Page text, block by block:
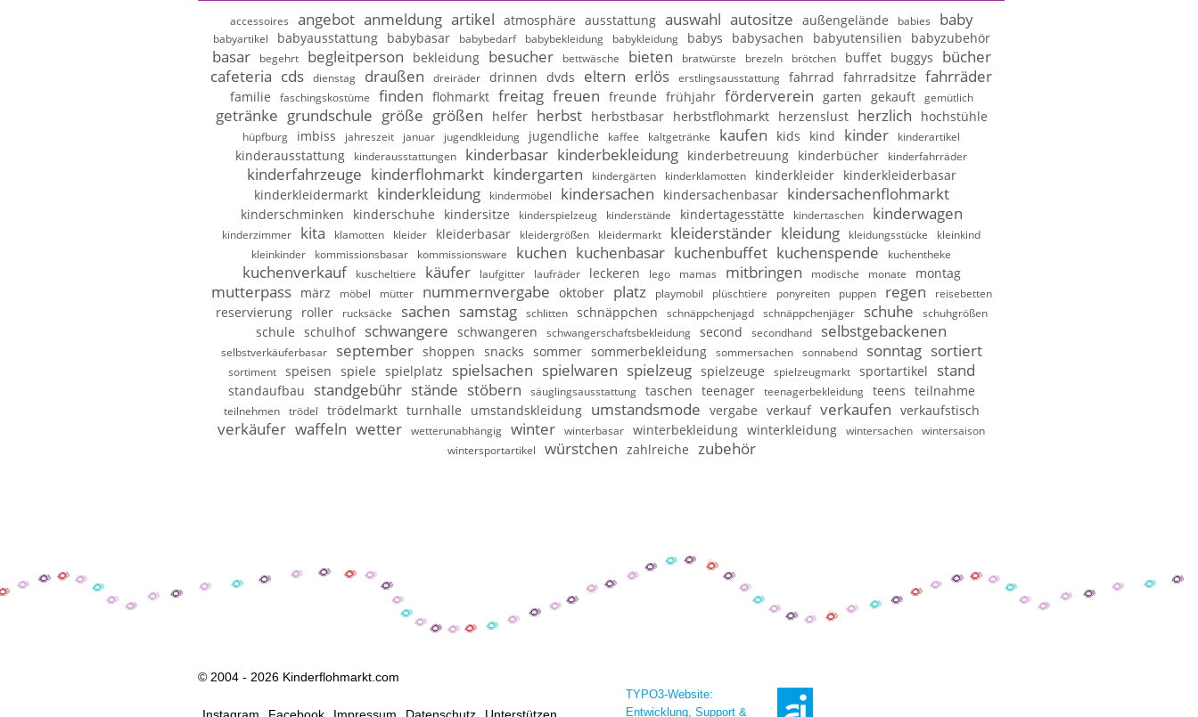
accessoires angebot anmeldung artikel atmosphäre ausstattung auswahl autositze außengelände babies baby
babyartikel babyausstattung babybasar babybedarf babybekleidung babykleidung babys babysachen babyutensilien babyzubehör
basar begehrt begleitperson bekleidung besucher bettwäsche bieten bratwürste brezeln brötchen buffet buggys
bücher
cafeteria cds dienstag draußen dreiräder drinnen dvds eltern erlös erstlingsausstattung fahrrad fahrradsitze fahrräder
familie faschingskostüme finden flohmarkt freitag freuen freunde frühjahr förderverein garten gekauft gemütlich
getränke grundschule größe größen helfer herbst herbstbasar herbstflohmarkt herzenslust herzlich hochstühle
hüpfburg imbiss jahreszeit januar jugendkleidung jugendliche kaffee kaltgetränke kaufen kids kind kinder kinderartikel
kinderausstattung kinderausstattungen kinderbasar kinderbekleidung kinderbetreuung kinderbücher kinderfahrräder
kinderfahrzeuge kinderflohmarkt kindergarten kindergärten kinderklamotten kinderkleider
kinderkleiderbasar
kinderkleidermarkt
kinderkleidung kindermöbel kindersachen kindersachenbasar kindersachenflohmarkt
kinderschminken kinderschuhe kindersitze kinderspielzeug kinderstände kindertagesstätte kindertaschen kinderwagen
kinderzimmer kita klamotten kleider kleiderbasar kleidergrößen kleidermarkt kleiderständer kleidung kleidungsstücke
kleinkind
kleinkinder
kommissionsbasar kommissionsware kuchen kuchenbasar kuchenbuffet kuchenspende kuchentheke
kuchenverkauf kuscheltiere käufer laufgitter laufräder leckeren lego mamas mitbringen modische monate montag
mutterpass märz möbel mütter nummernvergabe oktober platz playmobil plüschtiere ponyreiten puppen regen reisebetten
reservierung roller rucksäcke sachen samstag schlitten schnäppchen schnäppchenjagd schnäppchenjäger schuhe schuhgrößen
schule schulhof schwangere schwangeren schwangerschaftsbekleidung second secondhand selbstgebackenen
selbstverkäuferbasar september shoppen snacks sommer sommerbekleidung sommersachen sonnabend sonntag sortiert
sortiment speisen spiele spielplatz spielsachen spielwaren spielzeug spielzeuge spielzeugmarkt sportartikel stand
standaufbau standgebühr stände stöbern säuglingsausstattung taschen teenager teenagerbekleidung teens teilnahme
teilnehmen trödel trödelmarkt turnhalle umstandskleidung umstandsmode vergabe verkauf verkaufen verkaufstisch
verkäufer waffeln wetter wetterunabhängig winter winterbasar winterbekleidung winterkleidung wintersachen
wintersaison
wintersportartikel
würstchen zahlreiche zubehör
© 2004 - 2026 Kinderflohmarkt.com
TYPO3-Website:
Entwicklung, Support &